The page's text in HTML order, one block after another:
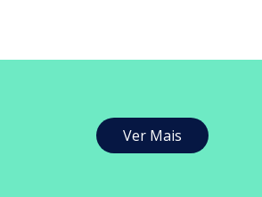
Ver Mais